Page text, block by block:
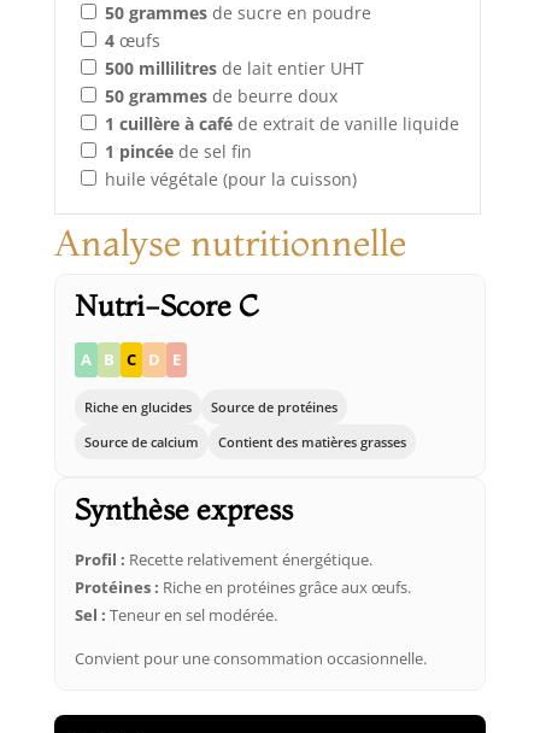
50 grammesde sucre en poudre
4œufs
500 millilitresde lait entier UHT
50 grammesde beurre doux
1 cuillère à caféde extrait de vanille liquide
1 pincéede sel fin
huile végétale (pour la cuisson)
Analyse nutritionnelle
Nutri-Score C
A B C D E
Riche en glucides
Source de protéines
Source de calcium
Contient des matières grasses
Synthèse express
Profil : Recette relativement énergétique.
Protéines : Riche en protéines grâce aux œufs.
Sel : Teneur en sel modérée.
Convient pour une consommation occasionnelle.